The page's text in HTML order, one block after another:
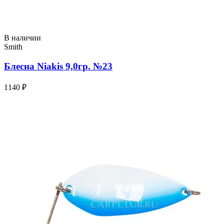
В наличии
Smith
Блесна Niakis 9,0гр. №23
1140 ₽